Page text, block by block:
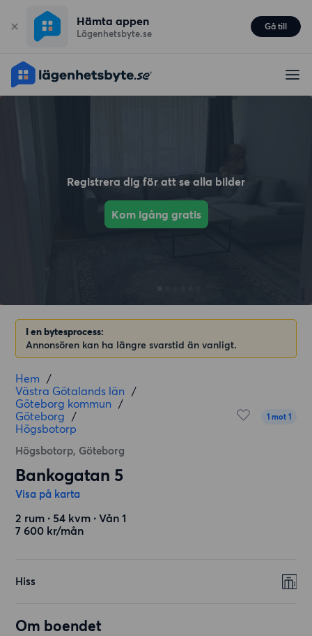
Hämta appen
Lägenhetsbyte.se
Gå till
Registrera dig för att se alla bilder
Kom igång gratis
I en bytesprocess:
Annonsören kan ha längre svarstid än vanligt.
Hem /
Västra Götalands län /
Göteborg kommun /
Göteborg /
Högsbotorp
Högsbotorp, Göteborg
1 mot 1
Bankogatan 5
Visa på karta
2 rum ∙ 54 kvm ∙ Vån 1
7 600 kr/mån
Hiss
Om boendet